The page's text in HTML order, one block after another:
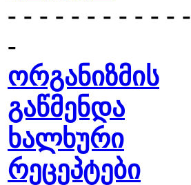
- - - - - - - - - - - -
-
ორგანიზმის
გაწმენდა
ხალხური
რეცეპტები